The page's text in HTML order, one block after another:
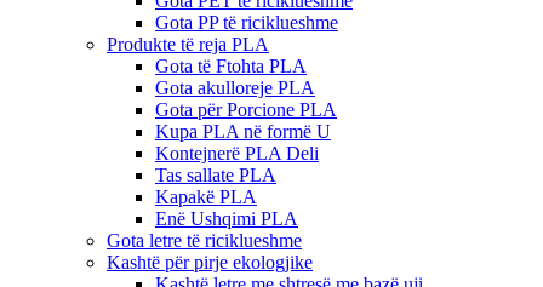
Gota PP të riciklueshme
Produkte të reja PLA
Gota të Ftohta PLA
Gota akulloreje PLA
Gota për Porcione PLA
Kupa PLA në formë U
Kontejnerë PLA Deli
Tas sallate PLA
Kapakë PLA
Enë Ushqimi PLA
Gota letre të riciklueshme
Kashtë për pirje ekologjike